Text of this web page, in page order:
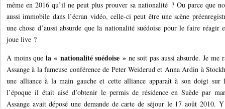
même en 2016 qu’il ne peut plus prouver sa nationalité ? Ou parce que
aussi immobile dans l’écran vidéo, celle-ci peut être une scène
une chose d’aussi absurde que la nationalité suédoise pour le faire réagir
joue live ?
A moins quela « nationalité suédoise »ne soit pas aussi absurde. Je me
Assange à la fameuse conférence de Peter Weiderud et Anna Ardin à
une alliance à la main gauche et cette alliance apparaît à son doigt sur
l’époque il était aisé d’obtenir le permis de résidence en Suède par
Assange avait déposé une demande de carte de séjour le 17 août 2010.